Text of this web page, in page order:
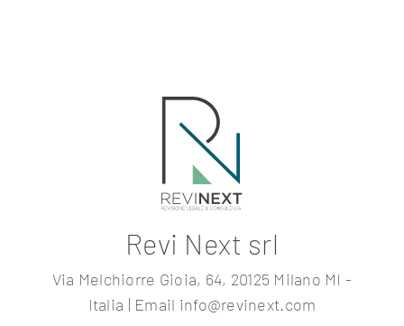
Revi Next srl
Via Melchiorre Gioia, 64, 20125 Milano MI -
Italia | Email info@revinext.com